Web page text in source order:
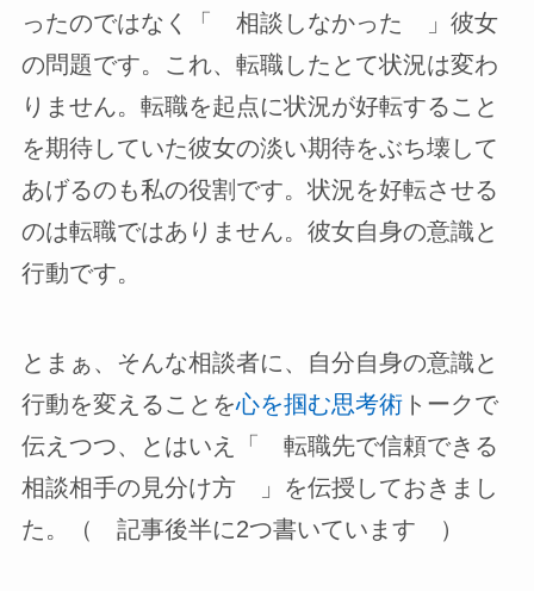
ったのではなく「 相談しなかった 」彼女
の問題です。これ、転職したとて状況は変わ
りません。転職を起点に状況が好転すること
を期待していた彼女の淡い期待をぶち壊して
あげるのも私の役割です。状況を好転させる
のは転職ではありません。彼女自身の意識と
行動です。
とまぁ、そんな相談者に、自分自身の意識と
行動を変えることを心を掴む思考術トークで
伝えつつ、とはいえ「 転職先で信頼できる
相談相手の見分け方 」を伝授しておきまし
た。（ 記事後半に2つ書いています ）